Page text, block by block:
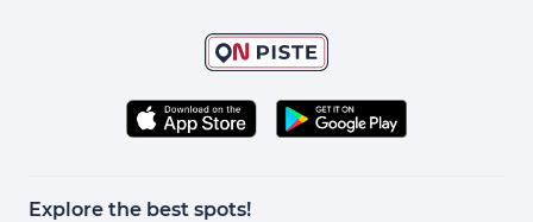
Explore the best spots!